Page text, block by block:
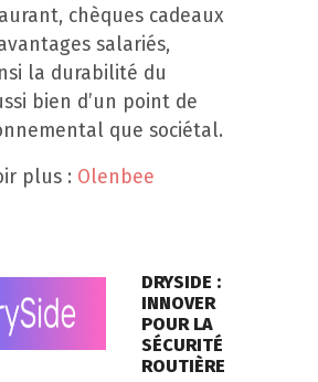
chèques cadeaux
salariés,
la durabilité du
bien d’un point de
que sociétal.
plus : Olenbee
DRYSIDE :
INNOVER
POUR LA
SÉCURITÉ
ROUTIÈRE